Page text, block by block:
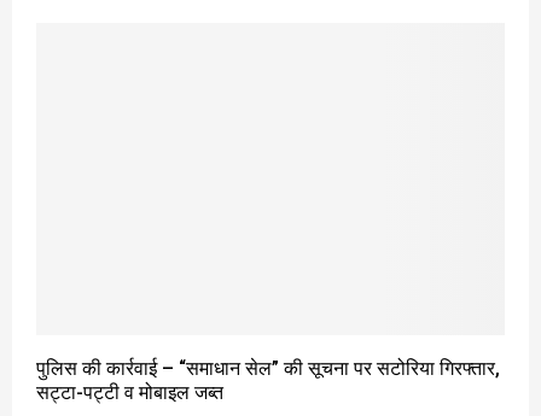
पुलिस की कार्रवाई – “समाधान सेल” की सूचना पर सटोरिया गिरफ्तार,
सट्टा-पट्टी व मोबाइल जब्त